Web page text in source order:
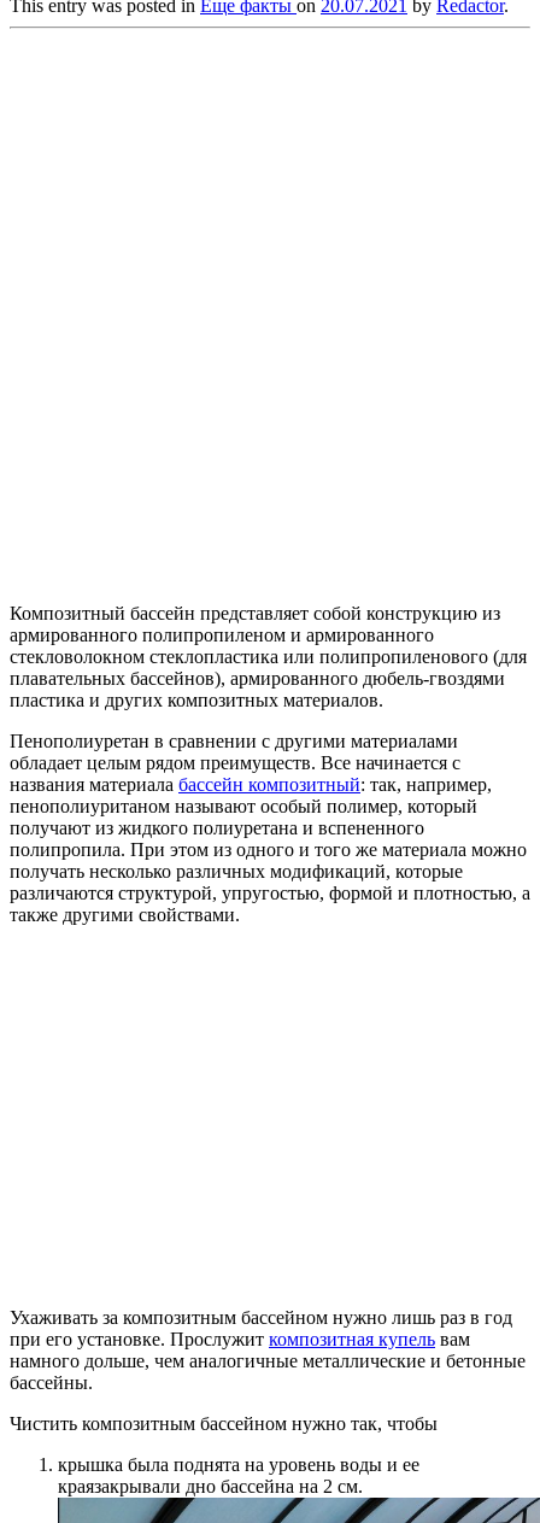
This entry was posted in Еще факты on 20.07.2021 by Redactor.
Композитный бассейн представляет собой конструкцию из
армированного полипропиленом и армированного
стекловолокном стеклопластика или полипропиленового (для
плавательных бассейнов), армированного дюбель-гвоздями
пластика и других композитных материалов.
Пенополиуретан в сравнении с другими материалами
обладает целым рядом преимуществ. Все начинается с
названия материала бассейн композитный: так, например,
пенополиуританом называют особый полимер, который
получают из жидкого полиуретана и вспененного
полипропила. При этом из одного и того же материала можно
получать несколько различных модификаций, которые
различаются структурой, упругостью, формой и плотностью, а
также другими свойствами.
Ухаживать за композитным бассейном нужно лишь раз в год
при его установке. Прослужит композитная купель вам
намного дольше, чем аналогичные металлические и бетонные
бассейны.
Чистить композитным бассейном нужно так, чтобы
крышка была поднята на уровень воды и ее
краязакрывали дно бассейна на 2 см.